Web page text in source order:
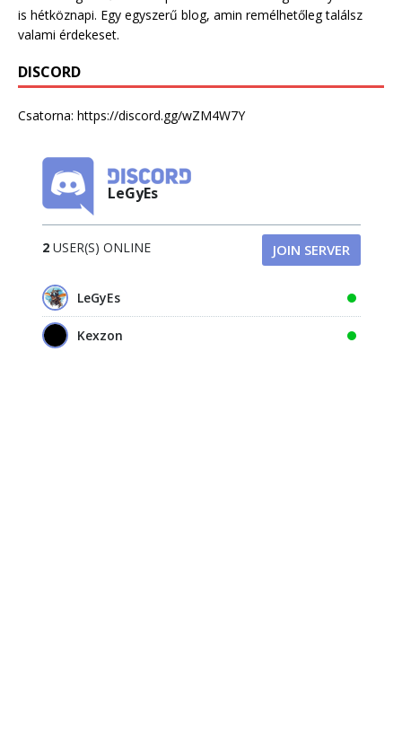
is hétköznapi. Egy egyszerű blog, amin remélhetőleg találsz
valami érdekeset.
DISCORD
Csatorna: https://discord.gg/wZM4W7Y
LeGyEs
2USER(S) ONLINE JOIN SERVER
LeGyEs
Kexzon